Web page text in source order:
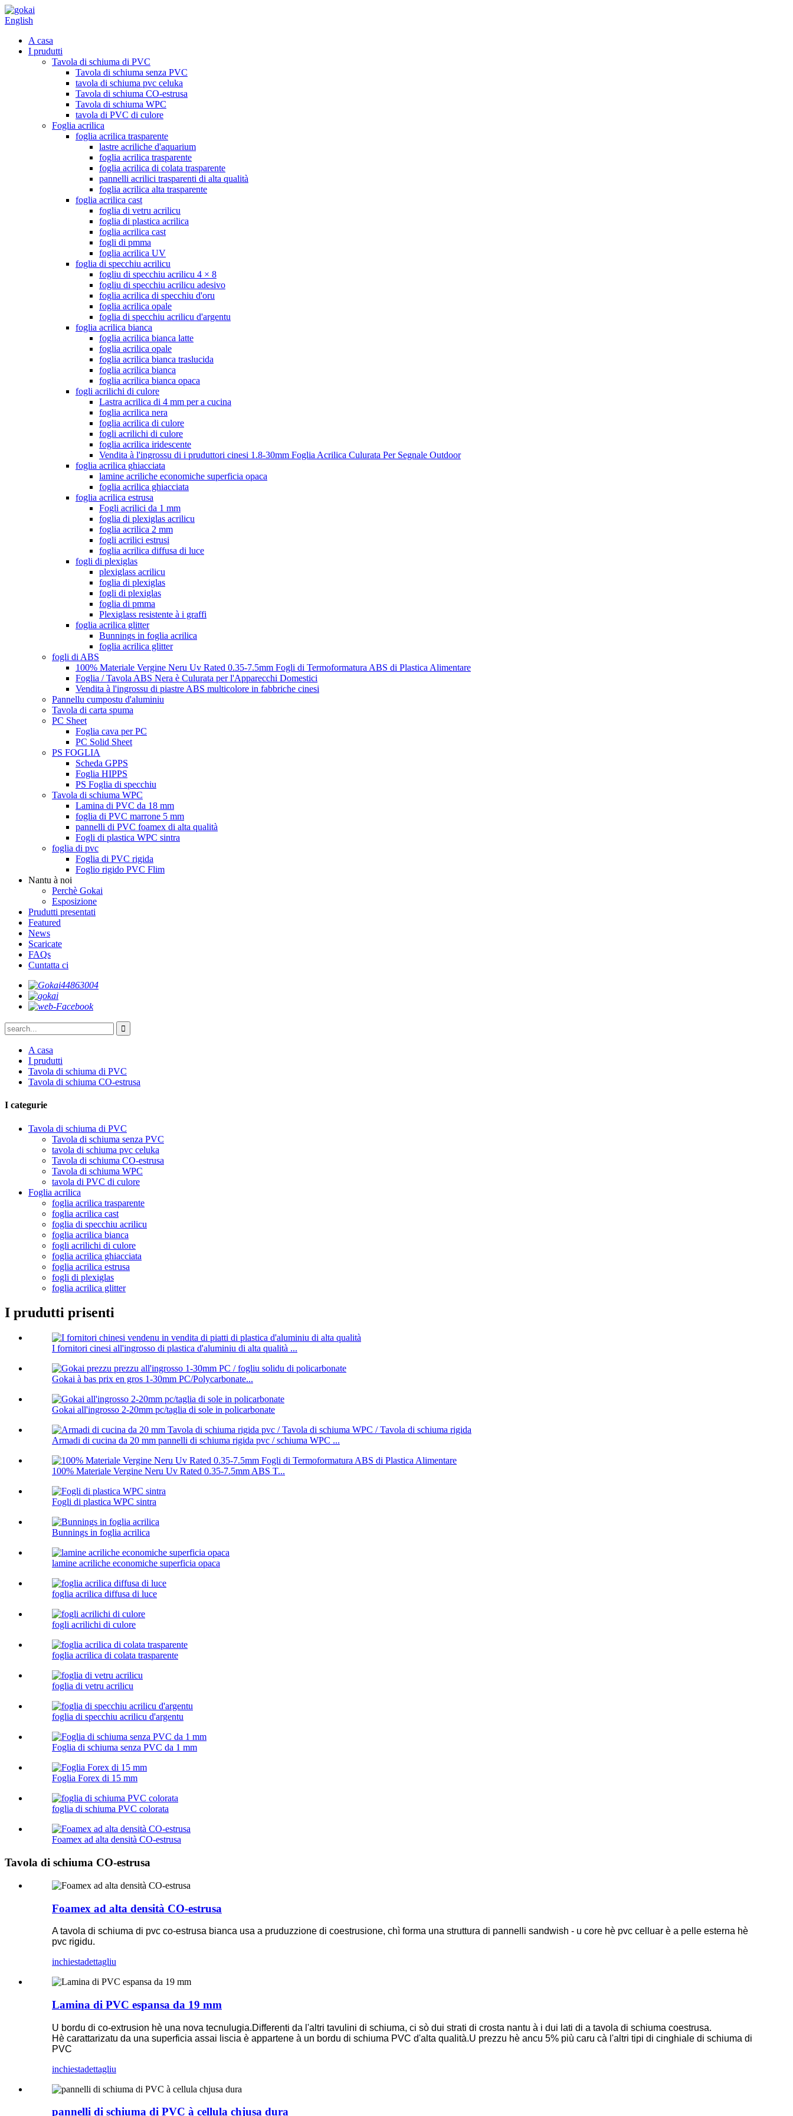
English
A casa
I prudutti
Tavola di schiuma di PVC
Tavola di schiuma senza PVC
tavola di schiuma pvc celuka
Tavola di schiuma CO-estrusa
Tavola di schiuma WPC
tavola di PVC di culore
Foglia acrilica
foglia acrilica trasparente
lastre acriliche d'aquarium
foglia acrilica trasparente
foglia acrilica di colata trasparente
pannelli acrilici trasparenti di alta qualità
foglia acrilica alta trasparente
foglia acrilica cast
foglia di vetru acrilicu
foglia di plastica acrilica
foglia acrilica cast
fogli di pmma
foglia acrilica UV
foglia di specchiu acrilicu
fogliu di specchiu acrilicu 4 × 8
fogliu di specchiu acrilicu adesivo
foglia acrilica di specchiu d'oru
foglia acrilica opale
foglia di specchiu acrilicu d'argentu
foglia acrilica bianca
foglia acrilica bianca latte
foglia acrilica opale
foglia acrilica bianca traslucida
foglia acrilica bianca
foglia acrilica bianca opaca
fogli acrilichi di culore
Lastra acrilica di 4 mm per a cucina
foglia acrilica nera
foglia acrilica di culore
fogli acrilichi di culore
foglia acrilica iridescente
Vendita à l'ingrossu di i pruduttori cinesi 1.8-30mm Foglia Acrilica Culurata Per Segnale Outdoor
foglia acrilica ghiacciata
lamine acriliche economiche superficia opaca
foglia acrilica ghiacciata
foglia acrilica estrusa
Fogli acrilici da 1 mm
foglia di plexiglas acrilicu
foglia acrilica 2 mm
fogli acrilici estrusi
foglia acrilica diffusa di luce
fogli di plexiglas
plexiglass acrilicu
foglia di plexiglas
fogli di plexiglas
foglia di pmma
Plexiglass resistente à i graffi
foglia acrilica glitter
Bunnings in foglia acrilica
foglia acrilica glitter
fogli di ABS
100% Materiale Vergine Neru Uv Rated 0.35-7.5mm Fogli di Termoformatura ABS di Plastica Alimentare
Foglia / Tavola ABS Nera è Culurata per l'Apparecchi Domestici
Vendita à l'ingrossu di piastre ABS multicolore in fabbriche cinesi
Pannellu cumpostu d'aluminiu
Tavola di carta spuma
PC Sheet
Foglia cava per PC
PC Solid Sheet
PS FOGLIA
Scheda GPPS
Foglia HIPPS
PS Foglia di specchiu
Tavola di schiuma WPC
Lamina di PVC da 18 mm
foglia di PVC marrone 5 mm
pannelli di PVC foamex di alta qualità
Fogli di plastica WPC sintra
foglia di pvc
Foglia di PVC rigida
Foglio rigido PVC Flim
Nantu à noi
Perchè Gokai
Esposizione
Prudutti presentati
Featured
News
Scaricate
FAQs
Cuntatta ci
A casa
I prudutti
Tavola di schiuma di PVC
Tavola di schiuma CO-estrusa
I categurie
Tavola di schiuma di PVC
Tavola di schiuma senza PVC
tavola di schiuma pvc celuka
Tavola di schiuma CO-estrusa
Tavola di schiuma WPC
tavola di PVC di culore
Foglia acrilica
foglia acrilica trasparente
foglia acrilica cast
foglia di specchiu acrilicu
foglia acrilica bianca
fogli acrilichi di culore
foglia acrilica ghiacciata
foglia acrilica estrusa
fogli di plexiglas
foglia acrilica glitter
I prudutti prisenti
I fornitori cinesi all'ingrosso di plastica d'aluminiu di alta qualità ...
Gokai à bas prix en gros 1-30mm PC/Polycarbonate...
Gokai all'ingrosso 2-20mm pc/taglia di sole in policarbonate
Armadi di cucina da 20 mm pannelli di schiuma rigida pvc / schiuma WPC ...
100% Materiale Vergine Neru Uv Rated 0.35-7.5mm ABS T...
Fogli di plastica WPC sintra
Bunnings in foglia acrilica
lamine acriliche economiche superficia opaca
foglia acrilica diffusa di luce
fogli acrilichi di culore
foglia acrilica di colata trasparente
foglia di vetru acrilicu
foglia di specchiu acrilicu d'argentu
Foglia di schiuma senza PVC da 1 mm
Foglia Forex di 15 mm
foglia di schiuma PVC colorata
Foamex ad alta densità CO-estrusa
Tavola di schiuma CO-estrusa
Foamex ad alta densità CO-estrusa
A tavola di schiuma di pvc co-estrusa bianca usa a pruduzzione di coestrusione, chì forma una struttura di pannelli sandwish - u core hè pvc celluar è ​​a pelle esterna hè
pvc rigidu.
inchiestadettagliu
Lamina di PVC espansa da 19 mm
U bordu di co-extrusion hè una nova tecnulugia.Differenti da l'altri tavulini di schiuma, ci sò dui strati di crosta nantu à i dui lati di a tavola di schiuma coestrusa.
Hè carattarizatu da una superficia assai liscia è appartene à un bordu di schiuma PVC d'alta qualità.U prezzu hè ancu 5% più caru cà l'altri tipi di cinghiale di schiuma di
PVC
inchiestadettagliu
pannelli di schiuma di PVC à cellula chjusa dura